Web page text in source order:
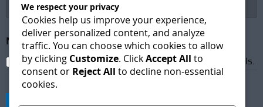
Newsletter Subscription*
I agree to receive newsletters and promotional emails.
We respect your privacy
Cookies help us improve your experience,
deliver personalized content, and analyze
traffic. You can choose which cookies to allow
by clicking Customize. ClickAccept All to
consent or Reject All to decline non-essential
cookies.